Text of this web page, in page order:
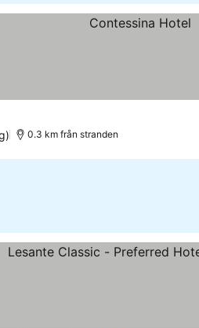
0.3 km från stranden